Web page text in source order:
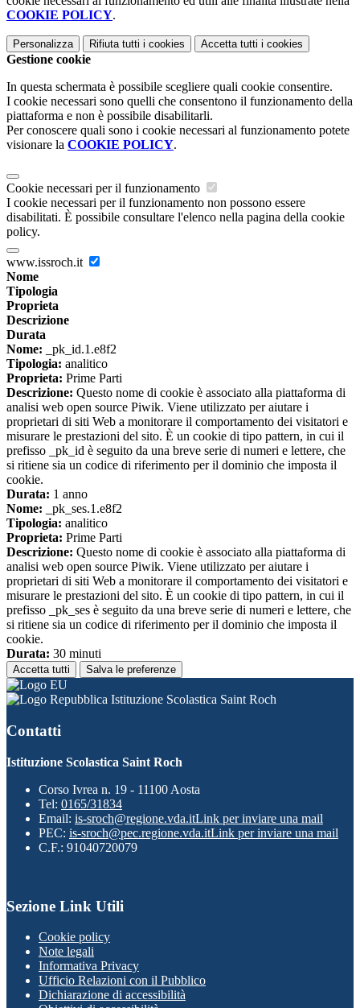
COOKIE POLICY.
Personalizza Rifiuta tutti i cookies Accetta tutti i cookies
Gestione cookie
In questa schermata è possibile scegliere quali cookie consentire.
I cookie necessari sono quelli che consentono il funzionamento della
piattaforma e non è possibile disabilitarli.
Per conoscere quali sono i cookie necessari al funzionamento potete
visionare la COOKIE POLICY.
Cookie necessari per il funzionamento
I cookie necessari per il funzionamento non possono essere
disabilitati. È possibile consultare l'elenco nella pagina della cookie
policy.
www.issroch.it
Nome
Tipologia
Proprieta
Descrizione
Durata
Nome: _pk_id.1.e8f2
Tipologia: analitico
Proprieta: Prime Parti
Descrizione: Questo nome di cookie è associato alla piattaforma di
analisi web open source Piwik. Viene utilizzato per aiutare i
proprietari di siti Web a monitorare il comportamento dei visitatori e
misurare le prestazioni del sito. È un cookie di tipo pattern, in cui il
prefisso _pk_id è seguito da una breve serie di numeri e lettere, che
si ritiene sia un codice di riferimento per il dominio che imposta il
cookie.
Durata: 1 anno
Nome: _pk_ses.1.e8f2
Tipologia: analitico
Proprieta: Prime Parti
Descrizione: Questo nome di cookie è associato alla piattaforma di
analisi web open source Piwik. Viene utilizzato per aiutare i
proprietari di siti Web a monitorare il comportamento dei visitatori e
misurare le prestazioni del sito. È un cookie di tipo pattern, in cui il
prefisso _pk_ses è seguito da una breve serie di numeri e lettere, che
si ritiene sia un codice di riferimento per il dominio che imposta il
cookie.
Durata: 30 minuti
Accetta tutti Salva le preferenze
Istituzione Scolastica Saint Roch
Contatti
Istituzione Scolastica Saint Roch
Corso Ivrea n. 19 - 11100 Aosta
Tel: 0165/31834
Email: is-sroch@regione.vda.itLink per inviare una mail
PEC: is-sroch@pec.regione.vda.itLink per inviare una mail
C.F.: 91040720079
Sezione Link Utili
Cookie policy
Note legali
Informativa Privacy
Ufficio Relazioni con il Pubblico
Dichiarazione di accessibilità